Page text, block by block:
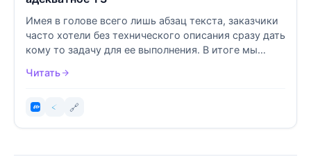
Имея в голове всего лишь абзац текста, заказчики
часто хотели без технического описания сразу дать
кому то задачу для ее выполнения. В итоге мы
Читать
🔗